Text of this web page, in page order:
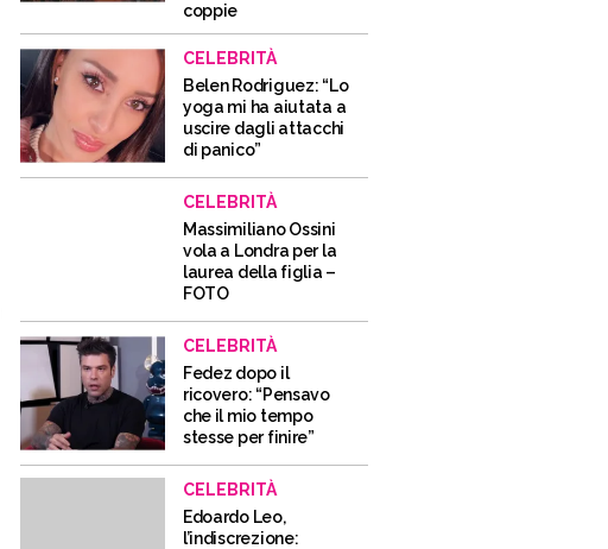
coppie
CELEBRITÀ
Belen Rodriguez: “Lo
yoga mi ha aiutata a
uscire dagli attacchi
di panico”
CELEBRITÀ
Massimiliano Ossini
vola a Londra per la
laurea della figlia –
FOTO
CELEBRITÀ
Fedez dopo il
ricovero: “Pensavo
che il mio tempo
stesse per finire”
CELEBRITÀ
Edoardo Leo,
l’indiscrezione: